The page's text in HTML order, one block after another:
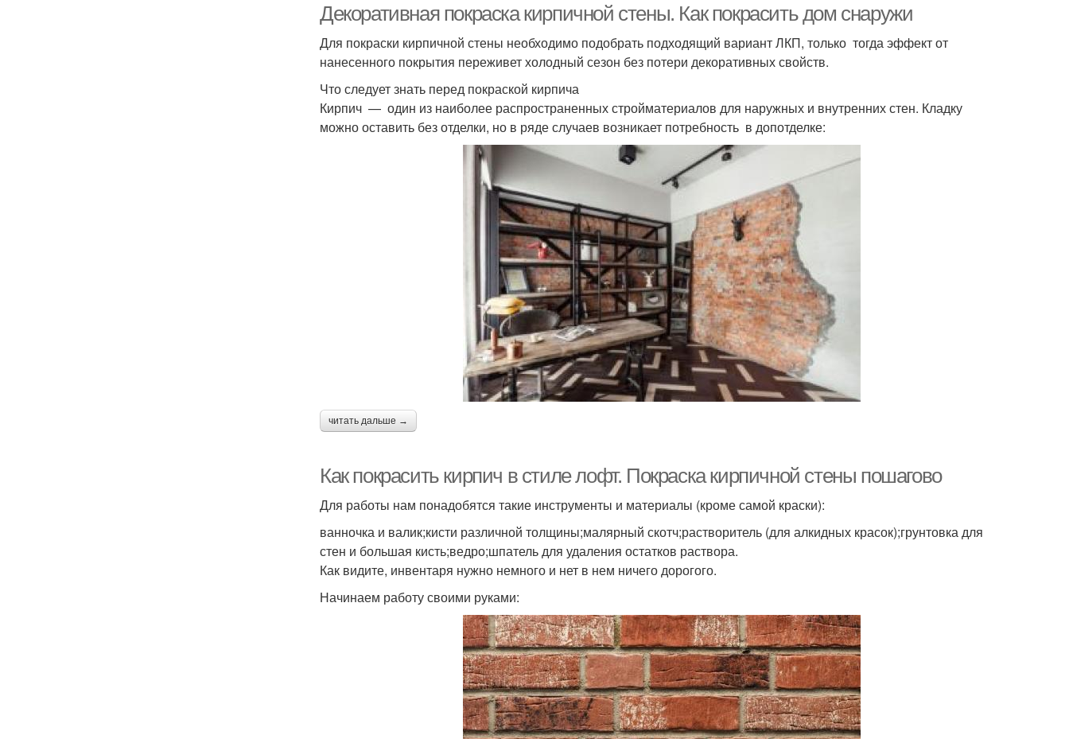
Декоративная покраска кирпичной стены. Как покрасить дом снаружи
Для покраски кирпичной стены необходимо подобрать подходящий вариант ЛКП, только тогда эффект от
нанесенного покрытия переживет холодный сезон без потери декоративных свойств.
Что следует знать перед покраской кирпича
Кирпич — один из наиболее распространенных стройматериалов для наружных и внутренних стен. Кладку
можно оставить без отделки, но в ряде случаев возникает потребность в допотделке:
читать дальше →
Как покрасить кирпич в стиле лофт. Покраска кирпичной стены пошагово
Для работы нам понадобятся такие инструменты и материалы (кроме самой краски):
ванночка и валик;кисти различной толщины;малярный скотч;растворитель (для алкидных красок);грунтовка для
стен и большая кисть;ведро;шпатель для удаления остатков раствора.
Как видите, инвентаря нужно немного и нет в нем ничего дорогого.
Начинаем работу своими руками: